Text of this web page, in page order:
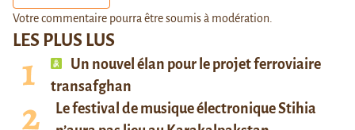
LES PLUS LUS
Un nouvel élan pour le projet ferroviaire
transafghan
Le festival de musique électronique Stihia
Votre commentaire pourra être soumis à modération.